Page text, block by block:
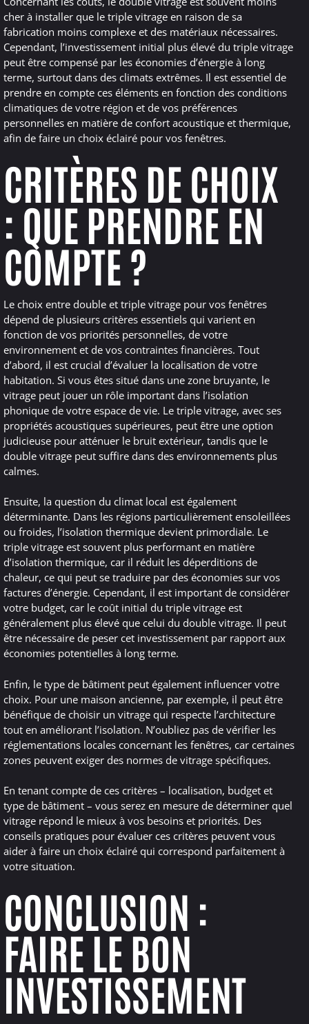
cher à installer que le triple vitrage en raison de sa
fabrication moins complexe et des matériaux nécessaires.
Cependant, l’investissement initial plus élevé du triple vitrage
peut être compensé par les économies d’énergie à long
terme, surtout dans des climats extrêmes. Il est essentiel de
prendre en compte ces éléments en fonction des conditions
climatiques de votre région et de vos préférences
personnelles en matière de confort acoustique et thermique,
afin de faire un choix éclairé pour vos fenêtres.
CRITÈRES DE CHOIX
: QUE PRENDRE EN
COMPTE ?
Le choix entre double et triple vitrage pour vos fenêtres
dépend de plusieurs critères essentiels qui varient en
fonction de vos priorités personnelles, de votre
environnement et de vos contraintes financières. Tout
d’abord, il est crucial d’évaluer la localisation de votre
habitation. Si vous êtes situé dans une zone bruyante, le
vitrage peut jouer un rôle important dans l’isolation
phonique de votre espace de vie. Le triple vitrage, avec ses
propriétés acoustiques supérieures, peut être une option
judicieuse pour atténuer le bruit extérieur, tandis que le
double vitrage peut suffire dans des environnements plus
calmes.
Ensuite, la question du climat local est également
déterminante. Dans les régions particulièrement ensoleillées
ou froides, l’isolation thermique devient primordiale. Le
triple vitrage est souvent plus performant en matière
d’isolation thermique, car il réduit les déperditions de
chaleur, ce qui peut se traduire par des économies sur vos
factures d’énergie. Cependant, il est important de considérer
votre budget, car le coût initial du triple vitrage est
généralement plus élevé que celui du double vitrage. Il peut
être nécessaire de peser cet investissement par rapport aux
économies potentielles à long terme.
Enfin, le type de bâtiment peut également influencer votre
choix. Pour une maison ancienne, par exemple, il peut être
bénéfique de choisir un vitrage qui respecte l’architecture
tout en améliorant l’isolation. N’oubliez pas de vérifier les
réglementations locales concernant les fenêtres, car certaines
zones peuvent exiger des normes de vitrage spécifiques.
En tenant compte de ces critères – localisation, budget et
type de bâtiment – vous serez en mesure de déterminer quel
vitrage répond le mieux à vos besoins et priorités. Des
conseils pratiques pour évaluer ces critères peuvent vous
aider à faire un choix éclairé qui correspond parfaitement à
votre situation.
CONCLUSION :
FAIRE LE BON
INVESTISSEMENT